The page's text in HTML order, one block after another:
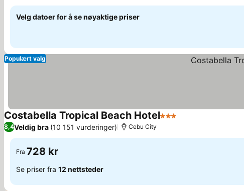
Velg datoer for å se nøyaktige priser
Populært valg
Costabella Tropical Beach Hotel3 Stjerner
8,4Veldig bra (10 151 vurderinger) Cebu City
Fra 728 kr
Se priser fra 12 nettsteder